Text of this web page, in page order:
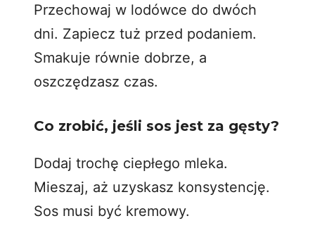
Przechowaj w lodówce do dwóch
dni. Zapiecz tuż przed podaniem.
Smakuje równie dobrze, a
oszczędzasz czas.
Co zrobić, jeśli sos jest za gęsty?
Dodaj trochę ciepłego mleka.
Mieszaj, aż uzyskasz konsystencję.
Sos musi być kremowy.